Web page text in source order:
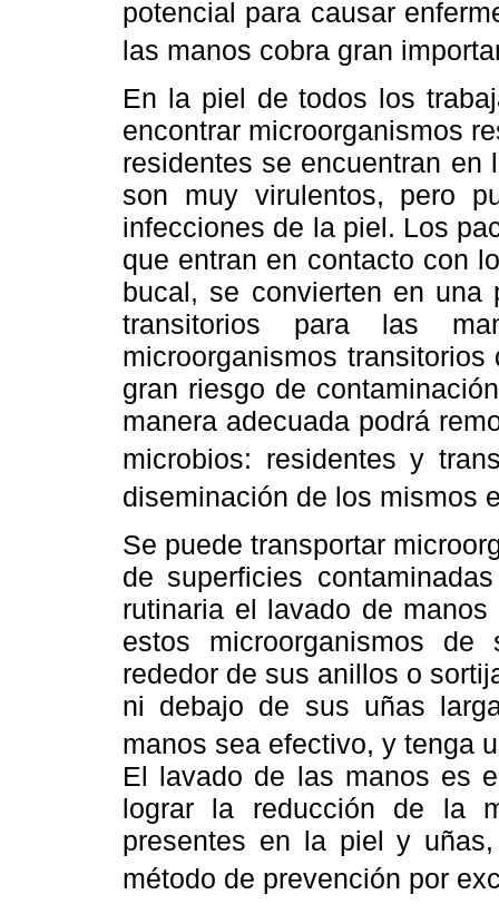
potencial para causar
las manos cobra gran
En la piel de todos los
encontrar microorganismos
residentes se encuentran
son muy virulentos, pero
infecciones de la piel. Los
que entran en contacto con
bucal, se convierten en una
transitorios para las
microorganismos
gran riesgo de
manera adecuada podrá
microbios: residentes y
diseminación de los mismos
Se puede transportar
de superficies
rutinaria el lavado de
estos microorganismos
rededor de sus anillos o
ni debajo de sus uñas
manos sea efectivo, y tenga
El lavado de las manos es
lograr la reducción de la
presentes en la piel y
método de prevención por